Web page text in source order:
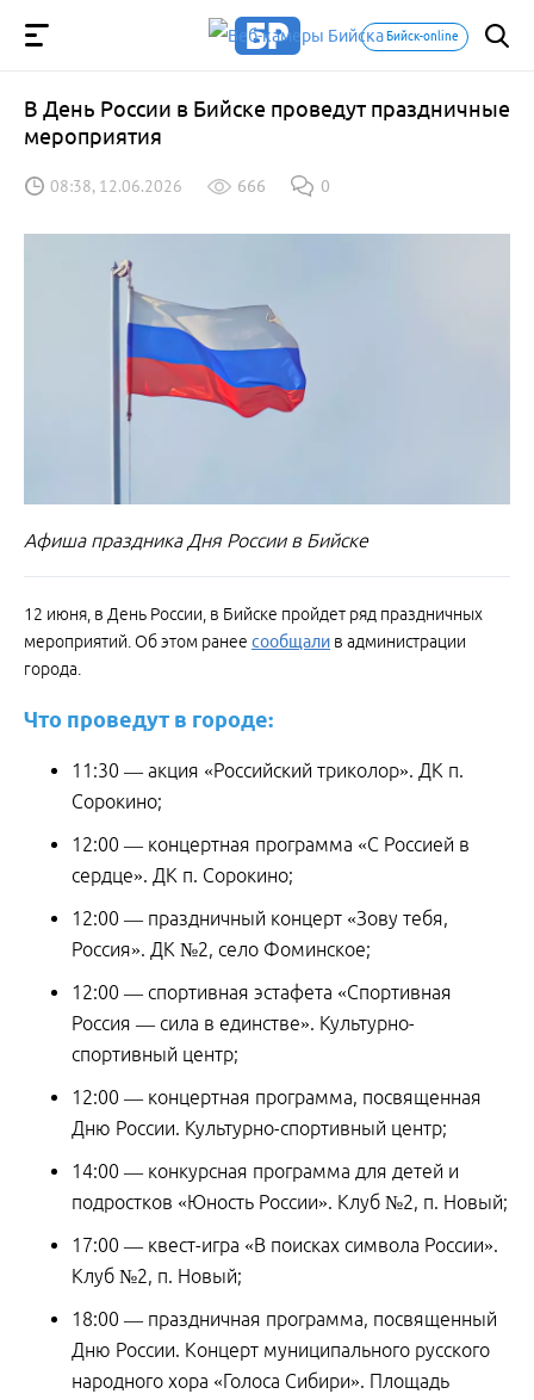
Бийск-online
В День России в Бийске проведут праздничные
мероприятия
08:38, 12.06.2026 666 0
Афиша праздника Дня России в Бийске
12 июня, в День России, в Бийске пройдет ряд праздничных
мероприятий. Об этом ранее сообщали в администрации
города.
Что проведут в городе:
11:30 — акция «Российский триколор». ДК п.
Сорокино;
12:00 — концертная программа «С Россией в
сердце». ДК п. Сорокино;
12:00 — праздничный концерт «Зову тебя,
Россия». ДК №2, село Фоминское;
12:00 — спортивная эстафета «Спортивная
Россия — сила в единстве». Культурно-
спортивный центр;
12:00 — концертная программа, посвященная
Дню России. Культурно-спортивный центр;
14:00 — конкурсная программа для детей и
подростков «Юность России». Клуб №2, п. Новый;
17:00 — квест-игра «В поисках символа России».
Клуб №2, п. Новый;
18:00 — праздничная программа, посвященный
Дню России. Концерт муниципального русского
народного хора «Голоса Сибири». Площадь